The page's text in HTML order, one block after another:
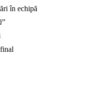
în echipă
”